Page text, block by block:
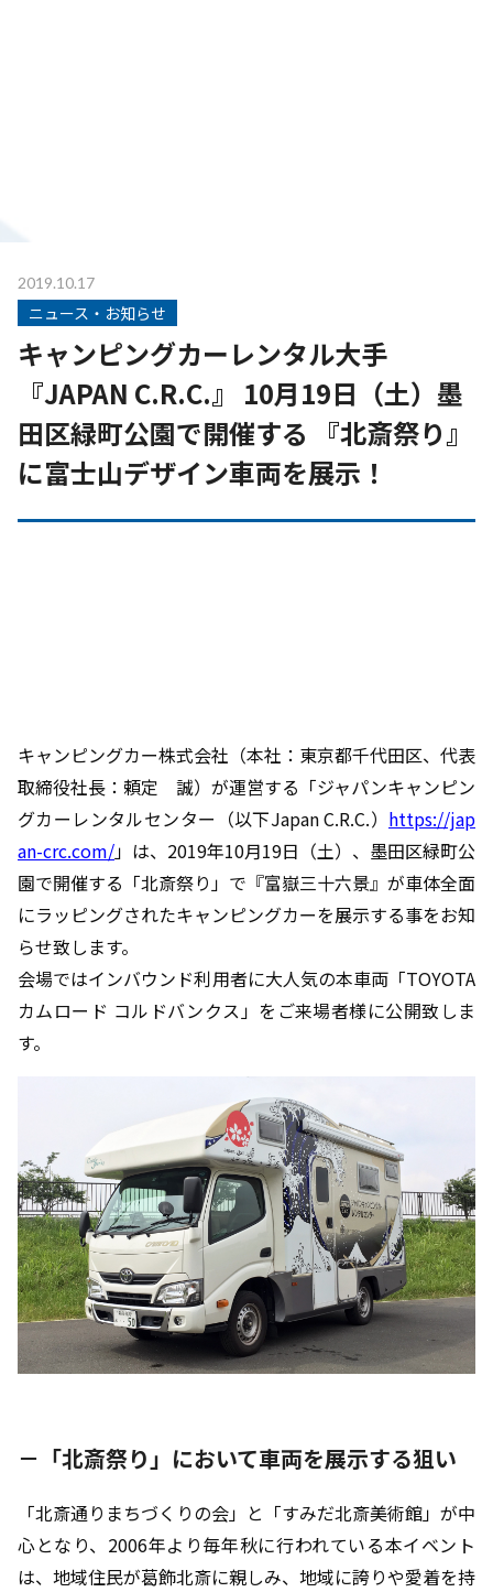
2019.10.17
ニュース・お知らせ
キャンピングカーレンタル大手
『JAPAN C.R.C.』 10月19日（土）墨
田区緑町公園で開催する 『北斎祭り』
に富士山デザイン車両を展示！
キャンピングカー株式会社（本社：東京都千代田区、代表
取締役社長：頼定 誠）が運営する「ジャパンキャンピン
グカーレンタルセンター（以下Japan C.R.C.） https://jap
an-crc.com/」は、2019年10月19日（土）、墨田区緑町公
園で開催する「北斎祭り」で『富嶽三十六景』が車体全面
にラッピングされたキャンピングカーを展示する事をお知
らせ致します。
会場ではインバウンド利用者に大人気の本車両「TOYOTA
カムロード コルドバンクス」をご来場者様に公開致しま
す。
－「北斎祭り」において車両を展示する狙い
「北斎通りまちづくりの会」と「すみだ北斎美術館」が中
心となり、2006年より毎年秋に行われている本イベント
は、地域住民が葛飾北斎に親しみ、地域に誇りや愛着を持